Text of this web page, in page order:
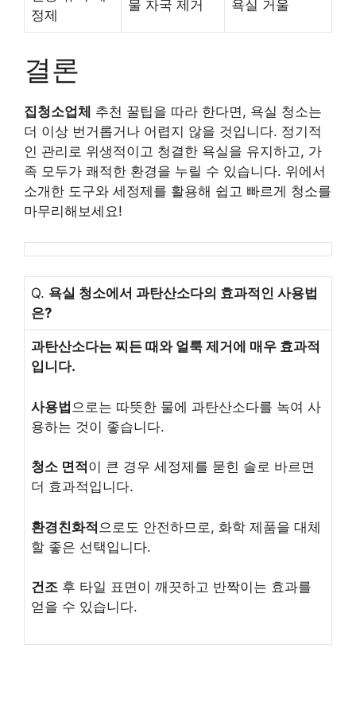
정제
물 자국 제거 욕실 거울
결론
집청소업체 추천 꿀팁을 따라 한다면, 욕실 청소는
더 이상 번거롭거나 어렵지 않을 것입니다. 정기적
인 관리로 위생적이고 청결한 욕실을 유지하고, 가
족 모두가 쾌적한 환경을 누릴 수 있습니다. 위에서
소개한 도구와 세정제를 활용해 쉽고 빠르게 청소를
마무리해보세요!
Q. 욕실 청소에서 과탄산소다의 효과적인 사용법
은?
과탄산소다는 찌든 때와 얼룩 제거에 매우 효과적
입니다.
사용법 으로는 따뜻한 물에 과탄산소다를 녹여 사
용하는 것이 좋습니다.
청소 면적 이 큰 경우 세정제를 묻힌 솔로 바르면
더 효과적입니다.
환경친화적 으로도 안전하므로, 화학 제품을 대체
할 좋은 선택입니다.
건조 후 타일 표면이 깨끗하고 반짝이는 효과를
얻을 수 있습니다.